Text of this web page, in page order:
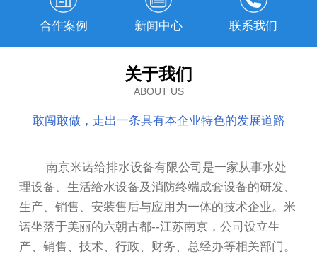
合作案例 新闻中心 联系我们
关于我们
ABOUT US
敢闯敢做，走出一条具有本企业特色的发展道路
南京米诺给排水设备有限公司是一家从事水处
理设备、生活给水设备及消防终端成套设备的研发、
生产、销售、安装售后与应用为一体的技术企业。米
诺坐落于美丽的六朝古都--江苏南京，公司设立生
产、销售、技术、行政、财务、总经办等相关部门。